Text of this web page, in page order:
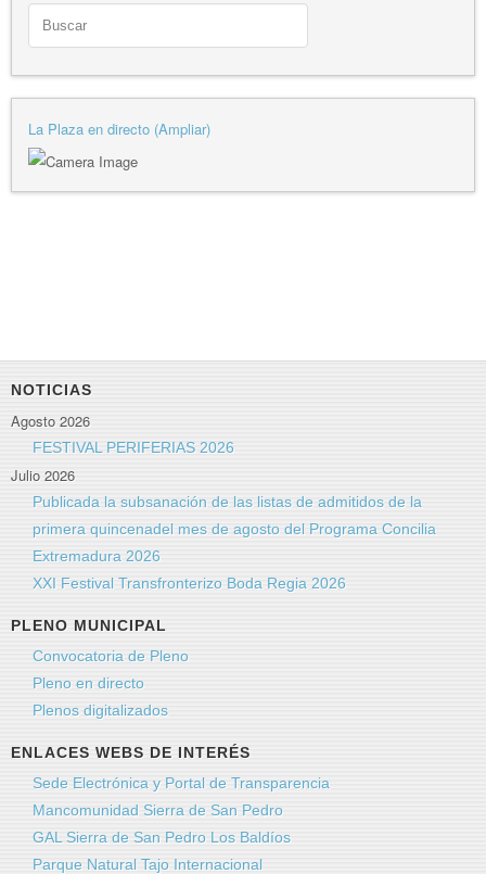
La Plaza en directo (Ampliar)
NOTICIAS
Agosto 2026
FESTIVAL PERIFERIAS 2026
Julio 2026
Publicada la subsanación de las listas de admitidos de la
primera quincenadel mes de agosto del Programa Concilia
Extremadura 2026
XXI Festival Transfronterizo Boda Regia 2026
PLENO MUNICIPAL
Convocatoria de Pleno
Pleno en directo
Plenos digitalizados
ENLACES WEBS DE INTERÉS
Sede Electrónica y Portal de Transparencia
Mancomunidad Sierra de San Pedro
GAL Sierra de San Pedro Los Baldíos
Parque Natural Tajo Internacional